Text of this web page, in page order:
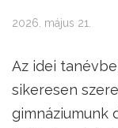
2026. május 21.
Az idei
sikeresen
gimnáziumunk